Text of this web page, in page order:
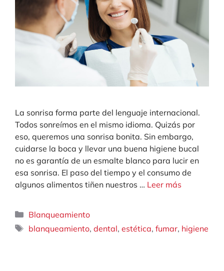
La sonrisa forma parte del lenguaje internacional.
Todos sonreímos en el mismo idioma. Quizás por
eso, queremos una sonrisa bonita. Sin embargo,
cuidarse la boca y llevar una buena higiene bucal
no es garantía de un esmalte blanco para lucir en
esa sonrisa. El paso del tiempo y el consumo de
algunos alimentos tiñen nuestros … Leer más
Categorías
Blanqueamiento
Etiquetas
blanqueamiento,dental,estética,fumar, higiene